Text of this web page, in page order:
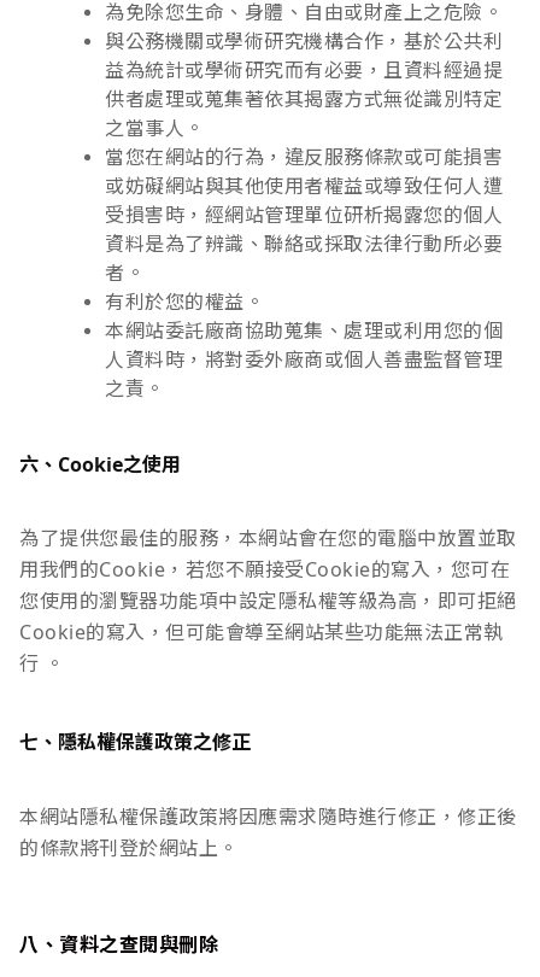
為免除您生命、身體、自由或財產上之危險。
與公務機關或學術研究機構合作，基於公共利
益為統計或學術研究而有必要，且資料經過提
供者處理或蒐集著依其揭露方式無從識別特定
之當事人。
當您在網站的行為，違反服務條款或可能損害
或妨礙網站與其他使用者權益或導致任何人遭
受損害時，經網站管理單位研析揭露您的個人
資料是為了辨識、聯絡或採取法律行動所必要
者。
有利於您的權益。
本網站委託廠商協助蒐集、處理或利用您的個
人資料時，將對委外廠商或個人善盡監督管理
之責。
六、Cookie之使用
為了提供您最佳的服務，本網站會在您的電腦中放置並取
用我們的Cookie，若您不願接受Cookie的寫入，您可在
您使用的瀏覽器功能項中設定隱私權等級為高，即可拒絕
Cookie的寫入，但可能會導至網站某些功能無法正常執
行 。
七、隱私權保護政策之修正
本網站隱私權保護政策將因應需求隨時進行修正，修正後
的條款將刊登於網站上。
八、資料之查閱與刪除